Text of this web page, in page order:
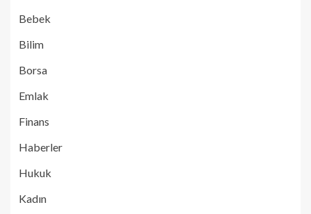
Bebek
Bilim
Borsa
Emlak
Finans
Haberler
Hukuk
Kadın